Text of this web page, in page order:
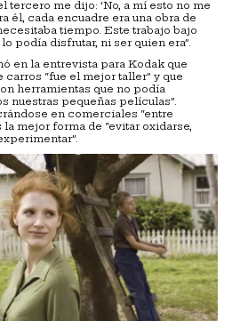
tercero me dijo: ‘No, a mí esto no me
él, cada encuadre era una obra de
tiempo. Este trabajo bajo
podía disfrutar, ni ser quien era”.
en la entrevista para Kodak que
“fue el mejor taller” y que
herramientas que no podía
nuestras pequeñas películas”.
en comerciales “entre
mejor forma de “evitar oxidarse,